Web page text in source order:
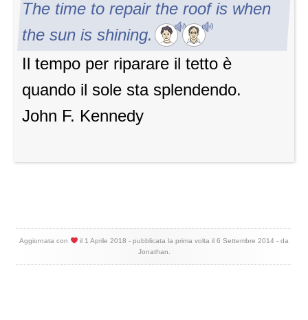
The time to repair the roof is when
the sun is shining.
Il tempo per riparare il tetto è
quando il sole sta splendendo.
John F. Kennedy
Aggiornata con il 1 Aprile 2018 - pubblicata la prima volta il6 Settembre 2014 - da
Jonathan